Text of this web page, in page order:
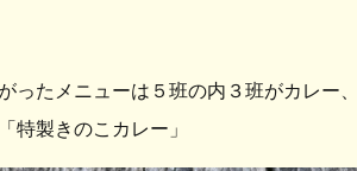
ったメニューは５班の内３班がカレー
製きのこカレー」